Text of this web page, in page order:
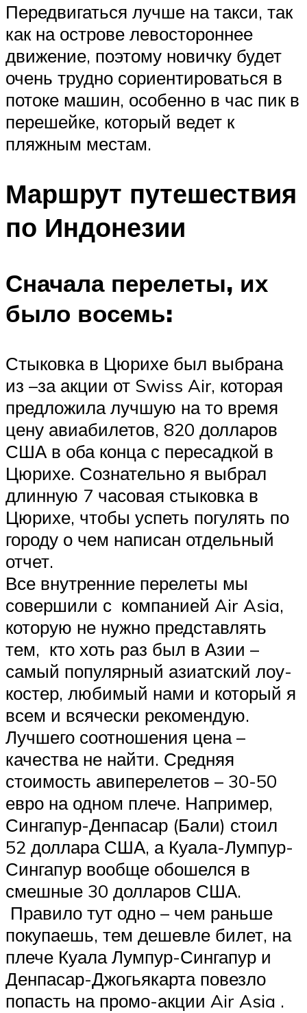
Передвигаться лучше на такси, так
как на острове левостороннее
движение, поэтому новичку будет
очень трудно сориентироваться в
потоке машин, особенно в час пик в
перешейке, который ведет к
пляжным местам.
Маршрут путешествия
по Индонезии
Сначала перелеты, их
было восемь:
Стыковка в Цюрихе был выбрана
из –за акции от Swiss Air, которая
предложила лучшую на то время
цену авиабилетов, 820 долларов
США в оба конца с пересадкой в
Цюрихе. Сознательно я выбрал
длинную 7 часовая стыковка в
Цюрихе, чтобы успеть погулять по
городу о чем написан отдельный
отчет.
Все внутренние перелеты мы
совершили с компанией Air Asia,
которую не нужно представлять
тем, кто хоть раз был в Азии –
самый популярный азиатский лоу-
костер, любимый нами и который я
всем и всячески рекомендую.
Лучшего соотношения цена –
качества не найти. Средняя
стоимость авиперелетов – 30-50
евро на одном плече. Например,
Сингапур-Денпасар (Бали) стоил
52 доллара США, а Куала-Лумпур-
Сингапур вообще обошелся в
смешные 30 долларов США.
Правило тут одно – чем раньше
покупаешь, тем дешевле билет, на
плече Куала Лумпур-Сингапур и
Денпасар-Джогьякарта повезло
попасть на промо-акции Air Asia .